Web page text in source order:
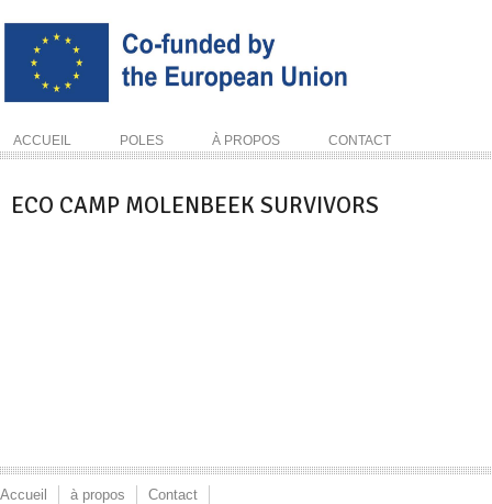
ACCUEIL POLES À PROPOS CONTACT
ECO CAMP MOLENBEEK SURVIVORS
Accueil à propos
Contact